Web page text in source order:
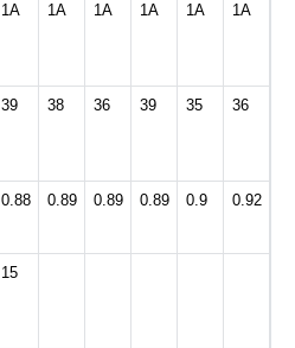
1A 1A 1A 1A 1A 1A
39 38 36 39 35 36
0.88 0.89 0.89 0.89 0.9 0.92
15